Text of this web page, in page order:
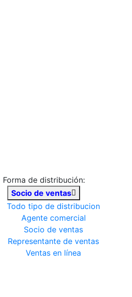
Forma de distribución:
Socio de ventas
Todo tipo de distribucion
Agente comercial
Socio de ventas
Representante de ventas
Ventas en línea